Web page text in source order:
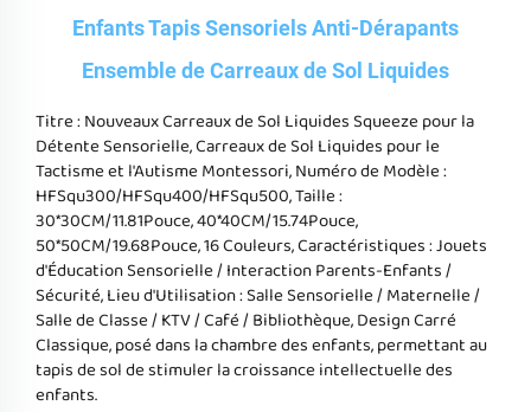
Enfants Tapis Sensoriels Anti-Dérapants
Ensemble de Carreaux de Sol Liquides
Titre : Nouveaux Carreaux de Sol Liquides Squeeze pour la
Détente Sensorielle, Carreaux de Sol Liquides pour le
Tactisme et l'Autisme Montessori, Numéro de Modèle :
HFSqu300/HFSqu400/HFSqu500, Taille :
30*30CM/11.81Pouce, 40*40CM/15.74Pouce,
50*50CM/19.68Pouce, 16 Couleurs, Caractéristiques : Jouets
d'Éducation Sensorielle / Interaction Parents-Enfants /
Sécurité, Lieu d'Utilisation : Salle Sensorielle / Maternelle /
Salle de Classe / KTV / Café / Bibliothèque, Design Carré
Classique, posé dans la chambre des enfants, permettant au
tapis de sol de stimuler la croissance intellectuelle des
enfants.